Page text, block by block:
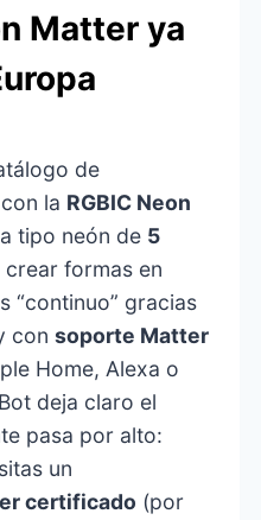
Matter ya
de
la RGBIC Neon
tipo neón de 5
crear formas en
“continuo” gracias
consoporte Matter
Home, Alexa o
deja claro el
pasa por alto:
un
certificado (por